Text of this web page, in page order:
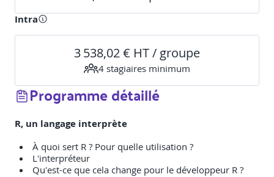
Intra
3 538,02 € HT / groupe
4 stagiaires minimum
Programme détaillé
R, un langage interprète
À quoi sert R ? Pour quelle utilisation ?
L'interpréteur
Qu'est-ce que cela change pour le développeur R ?